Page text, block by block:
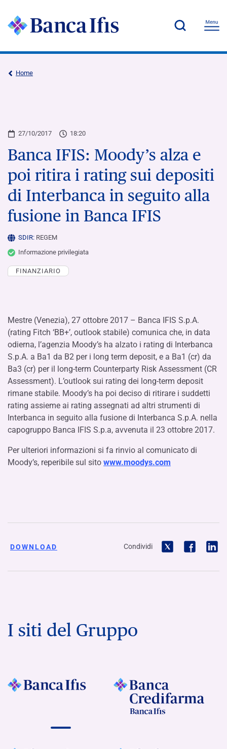
Home
27/10/2017 18:20
Banca IFIS: Moody’s alza e
poi ritira i rating sui depositi
di Interbanca in seguito alla
fusione in Banca IFIS
SDIR: REGEM
Informazione privilegiata
FINANZIARIO
Mestre (Venezia), 27 ottobre 2017 – Banca IFIS S.p.A.
(rating Fitch ‘BB+’, outlook stabile) comunica che, in data
odierna, l’agenzia Moody’s ha alzato i rating di Interbanca
S.p.A. a Ba1 da B2 per i long term deposit, e a Ba1 (cr) da
Ba3 (cr) per il long-term Counterparty Risk Assessment (CR
Assessment). L’outlook sui rating dei long-term deposit
rimane stabile. Moody’s ha poi deciso di ritirare i suddetti
rating assieme ai rating assegnati ad altri strumenti di
Interbanca in seguito alla fusione di Interbanca S.p.A. nella
capogruppo Banca IFIS S.p.a, avvenuta il 23 ottobre 2017.
Per ulteriori informazioni si fa rinvio al comunicato di
Moody’s, reperibile sul sito www.moodys.com
DOWNLOAD Condividi
I siti del Gruppo